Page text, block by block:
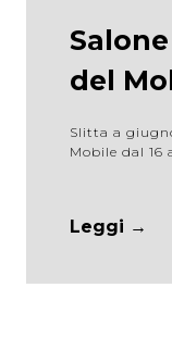
del
Slitta a
Mobile dal 16
Leggi →